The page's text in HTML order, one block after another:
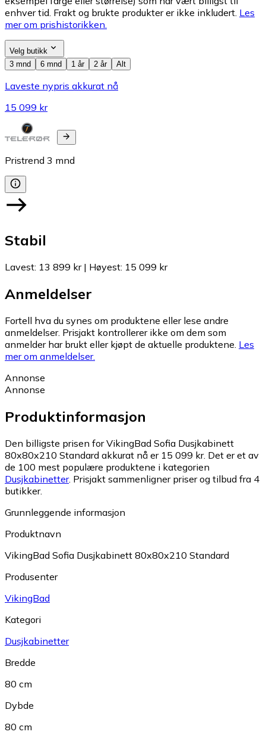
enhver tid. Frakt og brukte produkter er ikke inkludert. Les
mer om prishistorikken.
Velg butikk
3 mnd
6 mnd 1 år 2 år Alt
Laveste nypris akkurat nå
15 099 kr
Pristrend 3 mnd
Stabil
Lavest: 13 899 kr| Høyest: 15 099 kr
Anmeldelser
Fortell hva du synes om produktene eller lese andre
anmeldelser. Prisjakt kontrollerer ikke om dem som
anmelder har brukt eller kjøpt de aktuelle produktene. Les
mer om anmeldelser.
Annonse
Annonse
Produktinformasjon
Den billigste prisen for VikingBad Sofia Dusjkabinett
80x80x210 Standard akkurat nå er 15 099 kr. Det er et av
de 100 mest populære produktene i kategorien
Dusjkabinetter. Prisjakt sammenligner priser og tilbud fra 4
butikker.
Grunnleggende informasjon
Produktnavn
VikingBad Sofia Dusjkabinett 80x80x210 Standard
Produsenter
VikingBad
Kategori
Dusjkabinetter
Bredde
80 cm
Dybde
80 cm